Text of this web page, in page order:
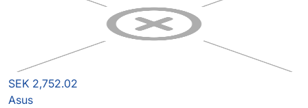
SEK 2,752.02
Asus